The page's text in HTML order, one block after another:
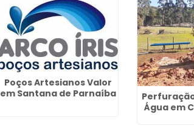
Poços Artesianos Valor
em Santana de Parnaíba
Água em